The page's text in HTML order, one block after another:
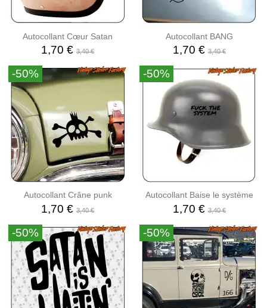
Autocollant Cœur Satan
1,70 €3,40 €
Autocollant BANG
1,70 €3,40 €
-50%
Autocollant Crâne punk
1,70 €3,40 €
-50%
Autocollant Baise le système
1,70 €3,40 €
-50% -50%